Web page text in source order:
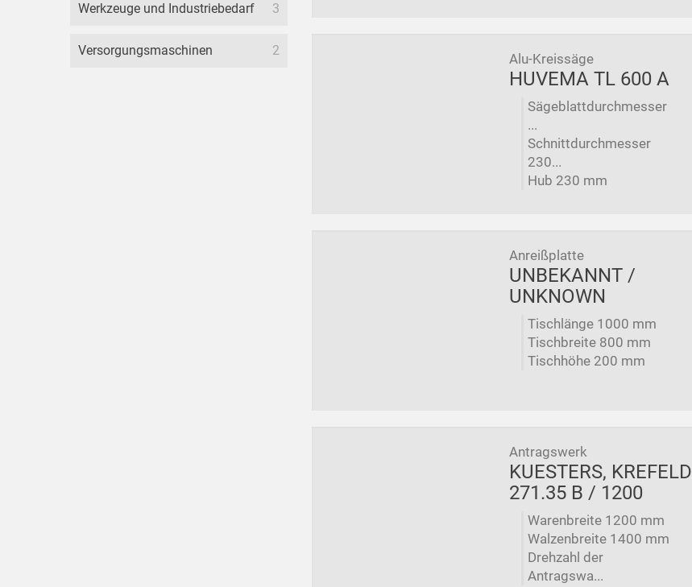
Werkzeuge und Industriebedarf 3
Versorgungsmaschinen 2
Alu-Kreissäge
HUVEMA TL 600 A
Sägeblattdurchmesser
...
Schnittdurchmesser
230...
Hub 230 mm
Anreißplatte
UNBEKANNT /
UNKNOWN
Tischlänge 1000 mm
Tischbreite 800 mm
Tischhöhe 200 mm
Antragswerk
KUESTERS, KREFELD
271.35 B / 1200
Warenbreite 1200 mm
Walzenbreite 1400 mm
Drehzahl der
Antragswa...